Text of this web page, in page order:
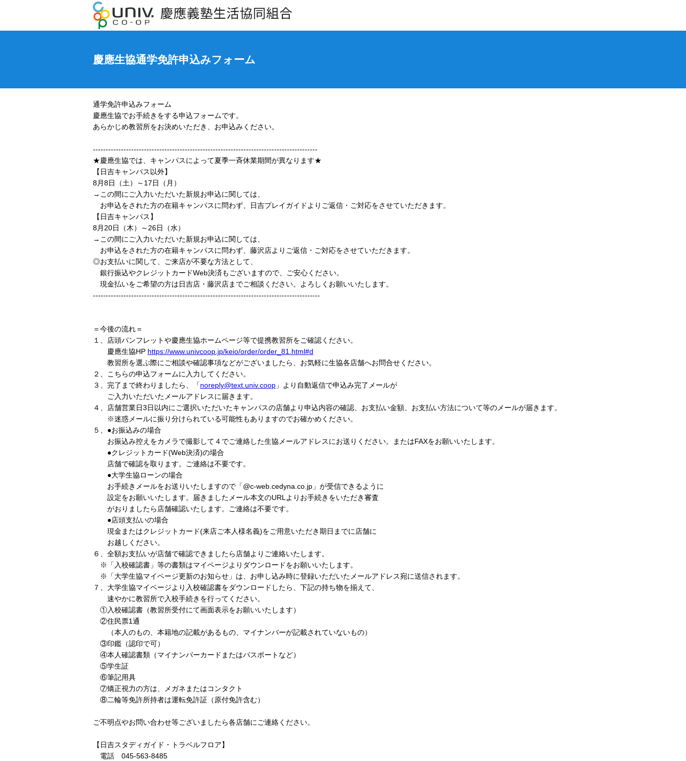
慶應生協通学免許申込みフォーム
通学免許申込みフォーム
慶應生協でお手続きをする申込フォームです。
あらかじめ教習所をお決めいただき、お申込みください。
----------------------------------------------------------------------------------------
★慶應生協では、キャンパスによって夏季一斉休業期間が異なります★
【日吉キャンパス以外】
8月8日（土）～17日（月）
→この間にご入力いただいた新規お申込に関しては、
お申込をされた方の在籍キャンパスに問わず、日吉プレイガイドよりご返信・ご対応をさせていただきます。
【日吉キャンパス】
8月20日（木）～26日（水）
→この間にご入力いただいた新規お申込に関しては、
お申込をされた方の在籍キャンパスに問わず、藤沢店よりご返信・ご対応をさせていただきます。
◎お支払いに関して、ご来店が不要な方法として、
銀行振込やクレジットカードWeb決済もございますので、ご安心ください。
現金払いをご希望の方は日吉店・藤沢店までご相談ください。よろしくお願いいたします。
-----------------------------------------------------------------------------------------
＝今後の流れ＝
１、店頭パンフレットや慶應生協ホームページ等で提携教習所をご確認ください。
慶應生協HP https://www.univcoop.jp/keio/order/order_81.html#d
教習所を選ぶ際にご相談や確認事項などがございましたら、お気軽に生協各店舗へお問合せください。
２、こちらの申込フォームに入力してください。
３、完了まで終わりましたら、「noreply@text.univ.coop 」より自動返信で申込み完了メールが
ご入力いただいたメールアドレスに届きます。
４、店舗営業日3日以内にご選択いただいたキャンパスの店舗より申込内容の確認、お支払い金額、お支払い方法について等のメールが届きます。
※迷惑メールに振り分けられている可能性もありますのでお確かめください。
５、●お振込みの場合
お振込み控えをカメラで撮影して４でご連絡した生協メールアドレスにお送りください。またはFAXをお願いいたします。
●クレジットカード(Web決済)の場合
店舗で確認を取ります。ご連絡は不要です。
●大学生協ローンの場合
お手続きメールをお送りいたしますので「@c-web.cedyna.co.jp」が受信できるように
設定をお願いいたします。届きましたメール本文のURLよりお手続きをいただき審査
がおりましたら店舗確認いたします。ご連絡は不要です。
●店頭支払いの場合
現金またはクレジットカード(来店ご本人様名義)をご用意いただき期日までに店舗に
お越しください。
６、全額お支払いが店舗で確認できましたら店舗よりご連絡いたします。
※「入校確認書」等の書類はマイページよりダウンロードをお願いいたします。
※「大学生協マイページ更新のお知らせ」は、お申し込み時に登録いただいたメールアドレス宛に送信されます。
７、大学生協マイページより入校確認書をダウンロードしたら、下記の持ち物を揃えて、
速やかに教習所で入校手続きを行ってください。
①入校確認書（教習所受付にて画面表示をお願いいたします）
②住民票1通
（本人のもの、本籍地の記載があるもの、マイナンバーが記載されていないもの）
③印鑑（認印で可）
④本人確認書類（マイナンバーカードまたはパスポートなど）
⑤学生証
⑥筆記用具
⑦矯正視力の方は、メガネまたはコンタクト
⑧二輪等免許所持者は運転免許証（原付免許含む）
ご不明点やお問い合わせ等ございましたら各店舗にご連絡ください。
【日吉スタディガイド・トラベルフロア】
電話 045-563-8485